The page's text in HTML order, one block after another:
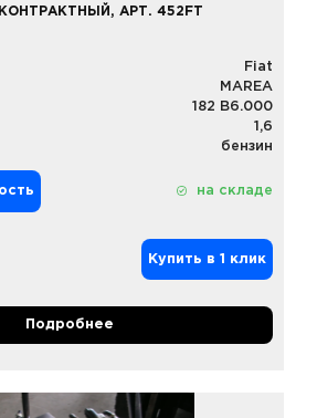
АРТ. 452FT
Fiat
MAREA
182 B6.000
1,6
бензин
на складе
Купить в 1 клик
Подробнее